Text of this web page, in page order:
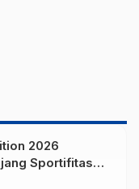
2026
Sportifitas
hingga Mural